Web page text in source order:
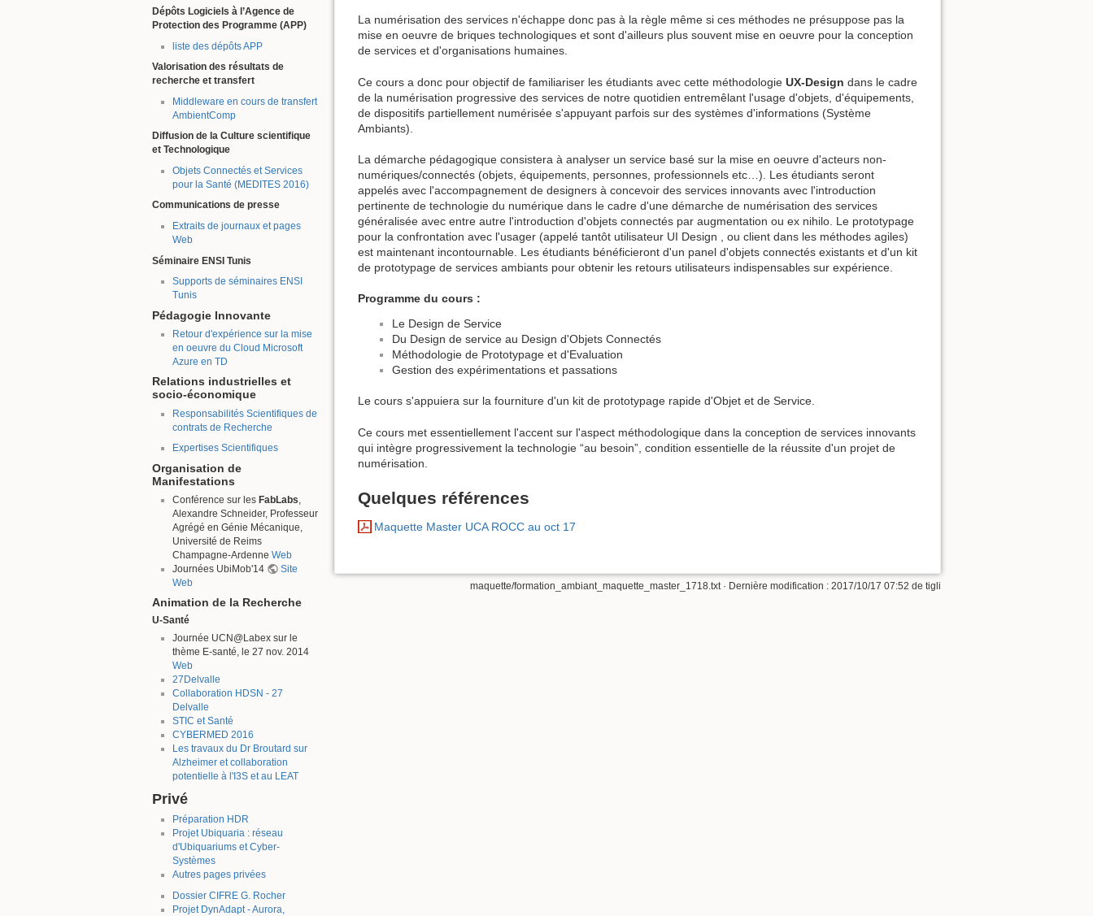
Dépôts Logiciels à l’Agence de
Protection des Programme (APP)
liste des dépôts APP
Valorisation des résultats de
recherche et transfert
Middleware en cours de transfert
AmbientComp
Diffusion de la Culture scientifique
et Technologique
Objets Connectés et Services
pour la Santé (MEDITES 2016)
Communications de presse
Extraits de journaux et pages
Web
Séminaire ENSI Tunis
Supports de séminaires ENSI
Tunis
Pédagogie Innovante
Retour d'expérience sur la mise
en oeuvre du Cloud Microsoft
Azure en TD
Relations industrielles et
socio-économique
Responsabilités Scientifiques de
contrats de Recherche
Expertises Scientifiques
Organisation de
Manifestations
Conférence sur les FabLabs
Alexandre Schneider, Professeur
Agrégé en Génie Mécanique,
Université de Reims
Champagne-Ardenne Web
Journées UbiMob'14
Site
Web
Animation de la Recherche
U-Santé
Journée UCN@Labex sur le
thème E-santé, le 27 nov. 2014
Web
27Delvalle
Collaboration HDSN - 27
Delvalle
STIC et Santé
CYBERMED 2016
Les travaux du Dr Broutard sur
Alzheimer et collaboration
potentielle à l'I3S et au LEAT
Privé
Préparation HDR
Projet Ubiquaria : réseau
d'Ubiquariums et Cyber-
Systèmes
Autres pages privées
Dossier CIFRE G. Rocher
Projet DynAdapt - Aurora,
La numérisation des services n'échappe donc pas à la règle même si ces méthodes ne présuppose pas la
mise en oeuvre de briques technologiques et sont d'ailleurs plus souvent mise en oeuvre pour la conception
de services et d'organisations humaines.
Ce cours a donc pour objectif de familiariser les étudiants avec cette méthodologie UX-Design dans le cadre
de la numérisation progressive des services de notre quotidien entremêlant l'usage d'objets, d'équipements,
de dispositifs partiellement numérisée s'appuyant parfois sur des systèmes d'informations (Système
Ambiants).
La démarche pédagogique consistera à analyser un service basé sur la mise en oeuvre d'acteurs non-
numériques/connectés (objets, équipements, personnes, professionnels etc…). Les étudiants seront
appelés avec l'accompagnement de designers à concevoir des services innovants avec l'introduction
pertinente de technologie du numérique dans le cadre d'une démarche de numérisation des services
généralisée avec entre autre l'introduction d'objets connectés par augmentation ou ex nihilo. Le prototypage
pour la confrontation avec l'usager (appelé tantôt utilisateur UI Design , ou client dans les méthodes agiles)
est maintenant incontournable. Les étudiants bénéficieront d'un panel d'objets connectés existants et d'un kit
de prototypage de services ambiants pour obtenir les retours utilisateurs indispensables sur expérience.
Programme du cours :
Le Design de Service
Du Design de service au Design d'Objets Connectés
Méthodologie de Prototypage et d'Evaluation
Gestion des expérimentations et passations
Le cours s'appuiera sur la fourniture d'un kit de prototypage rapide d'Objet et de Service.
Ce cours met essentiellement l'accent sur l'aspect méthodologique dans la conception de services innovants
qui intègre progressivement la technologie “au besoin”, condition essentielle de la réussite d'un projet de
numérisation.
Quelques références
Maquette Master UCA ROCC au oct 17
maquette/formation_ambiant_maquette_master_1718.txt· Dernière modification : 2017/10/17 07:52 de tigli